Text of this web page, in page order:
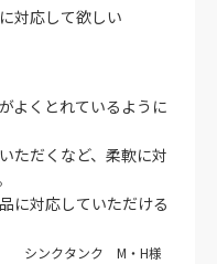
対応して欲しい
よくとれているように
ただくなど、柔軟に対
に対応していただける
シンクタンク M・H様